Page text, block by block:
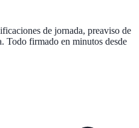
de jornada, preaviso de
Todo firmado en minutos desde